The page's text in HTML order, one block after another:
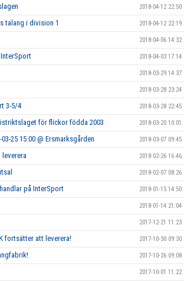
2018-04-12 22:50
talang i division 1 2018-04-12 22:19
2018-04-06 14:32
2018-04-03 17:14
2018-03-29 14:37
2018-03-28 23:24
3-5/4 2018-03-28 22:45
för flickor födda 2003 2018-03-20 10:01
25 15.00 @ Ersmarksgården 2018-03-07 09:45
2018-02-26 16:46
2018-02-07 08:26
på InterSport 2018-01-15 14:50
2018-01-14 21:04
2017-12-21 11:23
fortsätter att leverera! 2017-10-30 09:30
2017-10-26 09:08
2017-10-01 11:22